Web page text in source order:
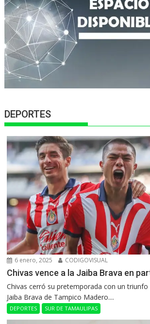
DEPORTES
6 enero, 2025 CODIGOVISUAL
Chivas vence a la Jaiba Brava en
Chivas cerró su pretemporada con un
Jaiba Brava de Tampico Madero....
DEPORTES SUR DE TAMAULIPAS